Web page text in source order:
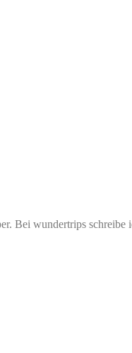
wundertrips schreibe